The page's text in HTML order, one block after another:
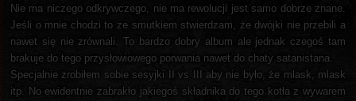
Nie ma niczego odkrywczego, nie ma rewolucji jest samo dobrze znane.
Jeśli o mnie chodzi to ze smutkiem stwierdzam, że dwójki nie przebili a
nawet się nie zrównali. To bardzo dobry album ale jednak czegoś tam
brakuje do tego przysłowiowego porwania nawet do chaty satanistana.
Specjalnie zrobiłem sobie sesyjki II vs III aby nie było, że mlask, mlask
itp. No ewidentnie zabrakło jakiegoś składnika do tego kotła z wywarem